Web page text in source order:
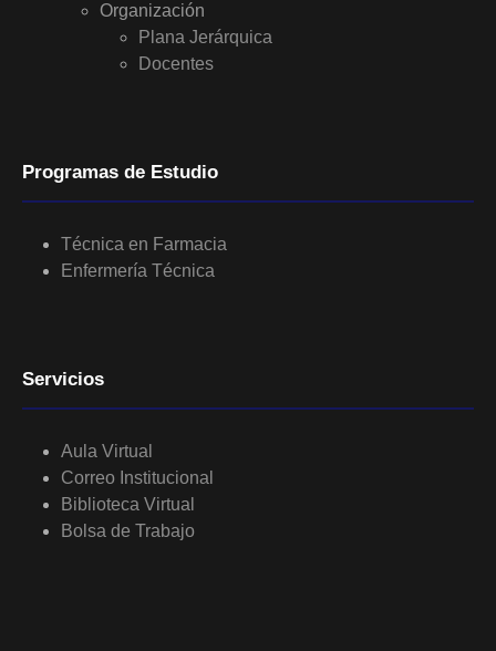
Organización
Plana Jerárquica
Docentes
Programas de Estudio
Técnica en Farmacia
Enfermería Técnica
Servicios
Aula Virtual
Correo Institucional
Biblioteca Virtual
Bolsa de Trabajo